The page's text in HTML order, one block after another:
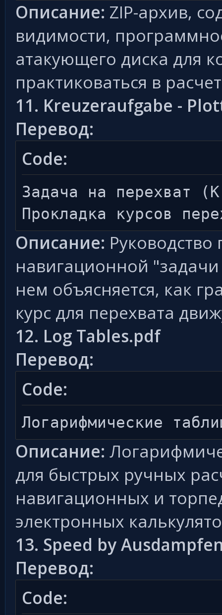
Описание: ZIP-архив,
видимости,
атакующего диска для
практиковаться в
11. Kreuzeraufgabe -
Перевод:
Code:
Задача на перехват
Прокладка курсов
Описание:
навигационной
нем объясняется, как
курс для перехвата
12. Log Tables.pdf
Перевод:
Code:
Логарифмические
Описание:
для быстрых ручных
навигационных и
электронных
13. Speed by
Перевод:
Code: